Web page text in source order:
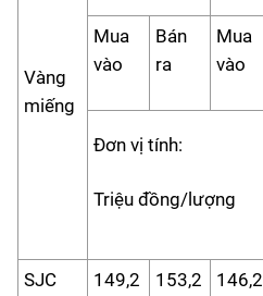
Vàng
miếng
Mua
vào
Bán
ra
Mua
vào
Đơn vị tính:
Triệu đồng/lượng
SJC 149,2 153,2 146,2